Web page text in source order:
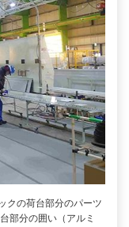
クの荷台部分のパーツ
部分の囲い（アルミ